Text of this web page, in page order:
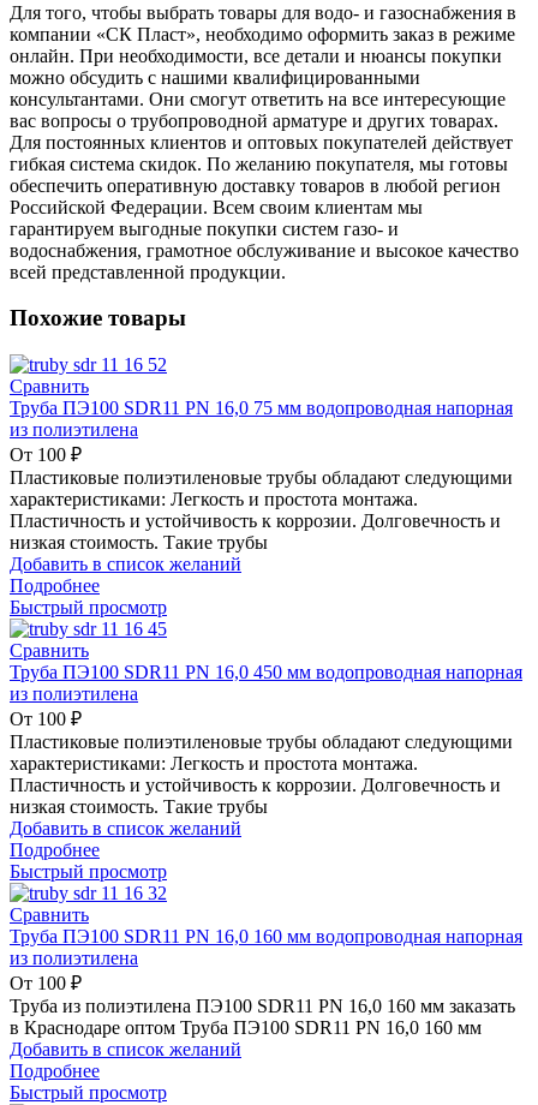
Для того, чтобы выбрать товары для водо- и газоснабжения в
компании «СК Пласт», необходимо оформить заказ в режиме
онлайн. При необходимости, все детали и нюансы покупки
можно обсудить с нашими квалифицированными
консультантами. Они смогут ответить на все интересующие
вас вопросы о трубопроводной арматуре и других товарах.
Для постоянных клиентов и оптовых покупателей действует
гибкая система скидок. По желанию покупателя, мы готовы
обеспечить оперативную доставку товаров в любой регион
Российской Федерации. Всем своим клиентам мы
гарантируем выгодные покупки систем газо- и
водоснабжения, грамотное обслуживание и высокое качество
всей представленной продукции.
Похожие товары
Сравнить
Труба ПЭ100 SDR11 PN 16,0 75 мм водопроводная напорная
из полиэтилена
От 100 ₽
Пластиковые полиэтиленовые трубы обладают следующими
характеристиками: Легкость и простота монтажа.
Пластичность и устойчивость к коррозии. Долговечность и
низкая стоимость. Такие трубы
Добавить в список желаний
Подробнее
Быстрый просмотр
Сравнить
Труба ПЭ100 SDR11 PN 16,0 450 мм водопроводная напорная
из полиэтилена
От 100 ₽
Пластиковые полиэтиленовые трубы обладают следующими
характеристиками: Легкость и простота монтажа.
Пластичность и устойчивость к коррозии. Долговечность и
низкая стоимость. Такие трубы
Добавить в список желаний
Подробнее
Быстрый просмотр
Сравнить
Труба ПЭ100 SDR11 PN 16,0 160 мм водопроводная напорная
из полиэтилена
От 100 ₽
Труба из полиэтилена ПЭ100 SDR11 PN 16,0 160 мм заказать
в Краснодаре оптом Труба ПЭ100 SDR11 PN 16,0 160 мм
Добавить в список желаний
Подробнее
Быстрый просмотр